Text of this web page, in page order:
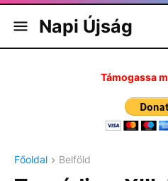
Napi Újság
Támogassa
Főoldal Belföld